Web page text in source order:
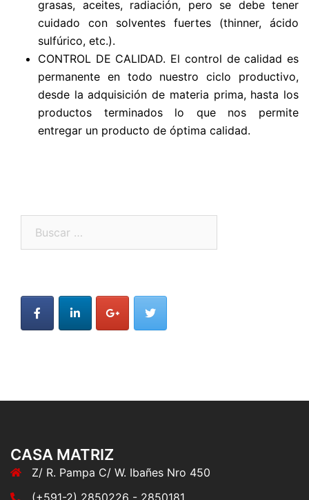
grasas, aceites, radiación, pero se debe tener
cuidado con solventes fuertes (thinner, ácido
sulfúrico, etc.).
CONTROL DE CALIDAD. El control de calidad es
permanente en todo nuestro ciclo productivo,
desde la adquisición de materia prima, hasta los
productos terminados lo que nos permite
entregar un producto de óptima calidad.
CASA MATRIZ
Z/ R. Pampa C/ W. Ibañes Nro 450
(+591-2) 2850226 - 2850181